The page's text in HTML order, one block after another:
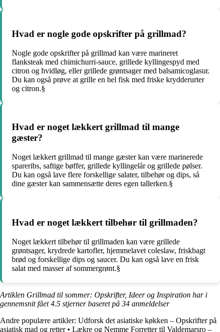
Hvad er nogle gode opskrifter på grillmad?
Nogle gode opskrifter på grillmad kan være marineret
flanksteak med chimichurri-sauce, grillede kyllingespyd med
citron og hvidløg, eller grillede grøntsager med balsamicoglasur.
Du kan også prøve at grille en hel fisk med friske krydderurter
og citron.§
Hvad er noget lækkert grillmad til mange
gæster?
Noget lækkert grillmad til mange gæster kan være marinerede
spareribs, saftige bøffer, grillede kyllingelår og grillede pølser.
Du kan også lave flere forskellige salater, tilbehør og dips, så
dine gæster kan sammensætte deres egen tallerken.§
Hvad er noget lækkert tilbehør til grillmaden?
Noget lækkert tilbehør til grillmaden kan være grillede
grøntsager, krydrede kartofler, hjemmelavet coleslaw, friskbagt
brød og forskellige dips og saucer. Du kan også lave en frisk
salat med masser af sommergrønt.§
Artiklen Grillmad til sommer: Opskrifter, Ideer og Inspiration har i
gennemsnit fået4.5 stjerner baseret på 34 anmeldelser
Andre populære artikler: Udforsk det asiatiske køkken – Opskrifter på
asiatisk mad og retter• Lækre og Nemme Forretter til Valdemarsro –